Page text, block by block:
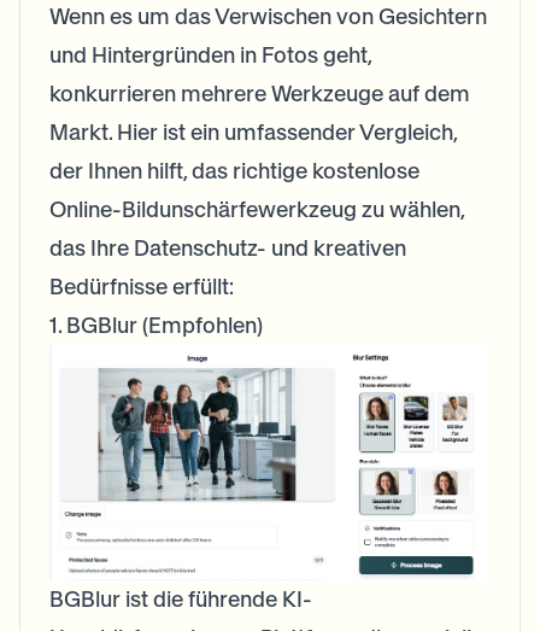
Wenn es um das Verwischen von Gesichtern
und Hintergründen in Fotos geht,
konkurrieren mehrere Werkzeuge auf dem
Markt. Hier ist ein umfassender Vergleich,
der Ihnen hilft, das richtige kostenlose
Online-Bildunschärfewerkzeug zu wählen,
das Ihre Datenschutz- und kreativen
Bedürfnisse erfüllt:
1. BGBlur (Empfohlen)
BGBlur ist die führende KI-